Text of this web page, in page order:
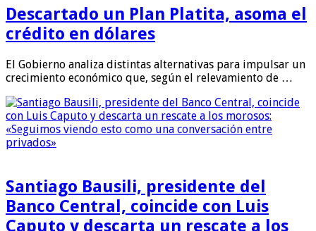
Descartado un Plan Platita, asoma el
crédito en dólares
El Gobierno analiza distintas alternativas para impulsar un
crecimiento económico que, según el relevamiento de …
Santiago Bausili, presidente del
Banco Central, coincide con Luis
Caputo y descarta un rescate a los